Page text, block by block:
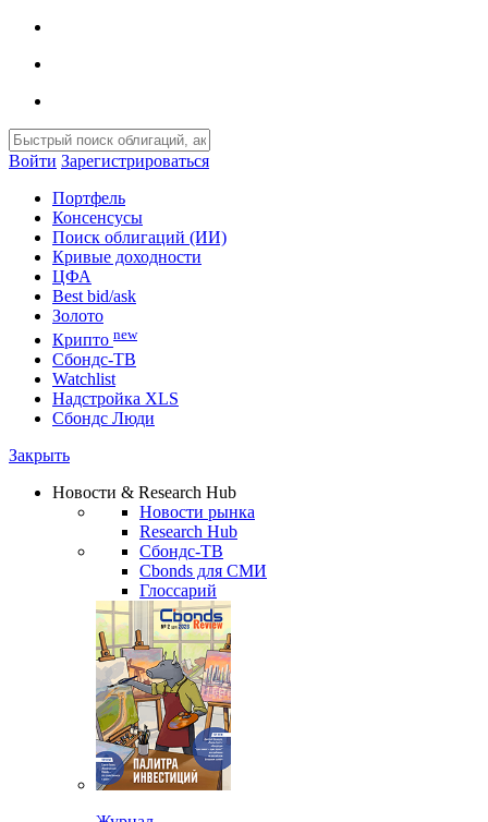
Войти Зарегистрироваться
Портфель
Консенсусы
Поиск облигаций (ИИ)
Кривые доходности
ЦФА
Best bid/ask
Золото
Крипто new
Сбондс-ТВ
Watchlist
Надстройка XLS
Сбондс Люди
Закрыть
Новости & Research Hub
Новости рынка
Research Hub
Сбондс-ТВ
Cbonds для СМИ
Глоссарий